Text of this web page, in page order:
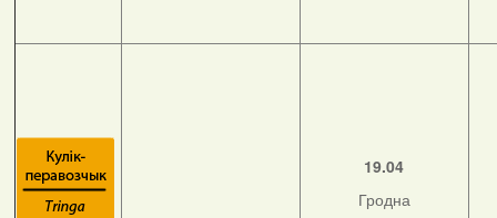
19.04
Гродна